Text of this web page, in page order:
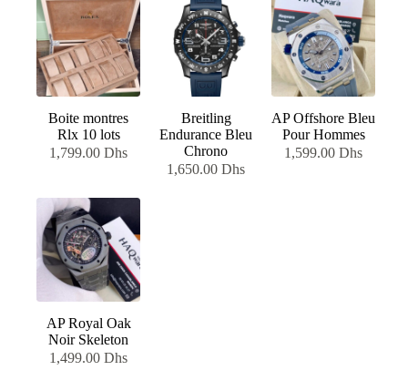
Boite montres
Rlx 10 lots
1,799.00Dhs
Breitling
Endurance Bleu
Chrono
1,650.00Dhs
AP Offshore Bleu
Pour Hommes
1,599.00Dhs
AP Royal Oak
Noir Skeleton
1,499.00Dhs